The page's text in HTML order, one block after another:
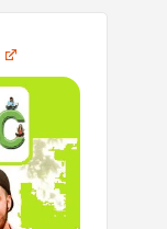
口
說
劍
｜
元